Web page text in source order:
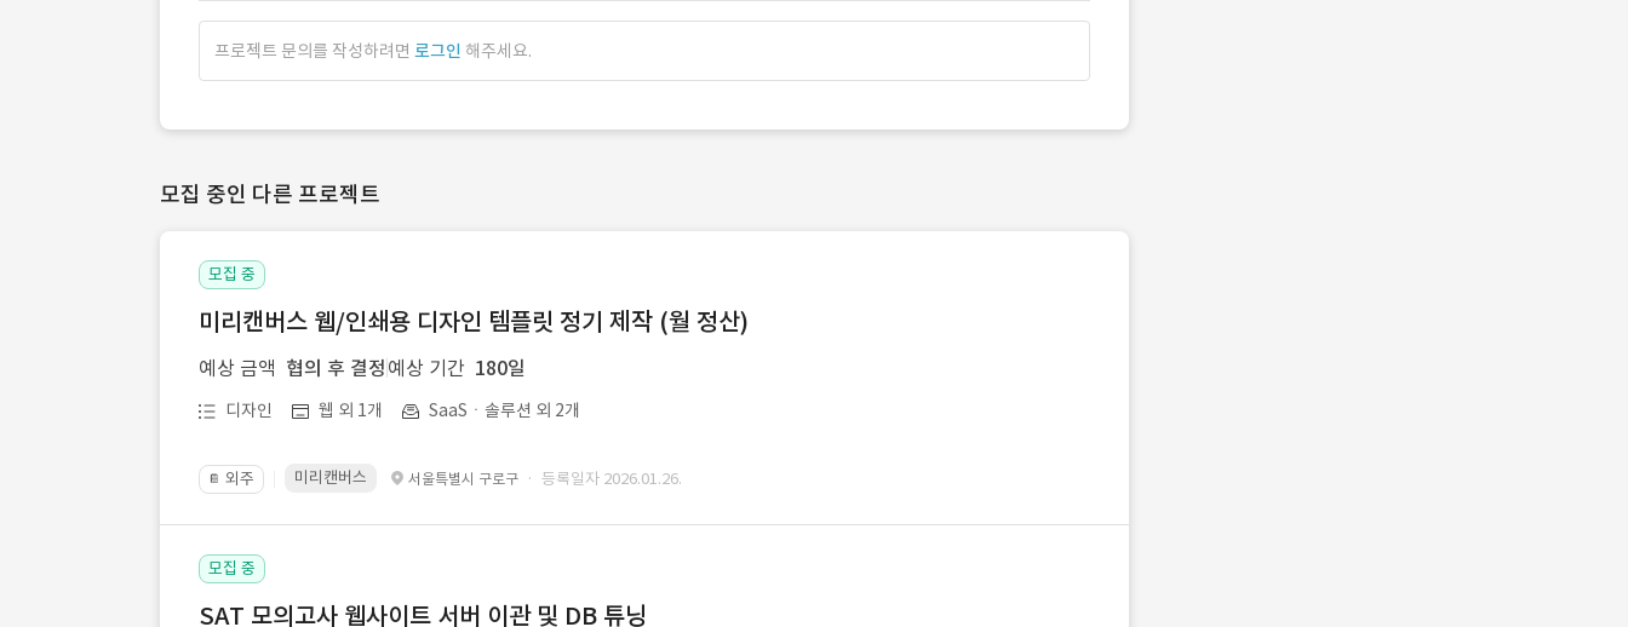
프로젝트 문의를 작성하려면 로그인 해주세요.
모집 중인 다른 프로젝트
모집 중
미리캔버스 웹/인쇄용 디자인 템플릿 정기 제작 (월 정산)
예상 금액 협의 후 결정 예상 기간 180일
디자인 웹 외 1개 SaaSㆍ솔루션 외 2개
📔 외주 미리캔버스 서울특별시 구로구 · 등록일자 2026.01.26.
모집 중
SAT 모의고사 웹사이트 서버 이관 및 DB 튜닝